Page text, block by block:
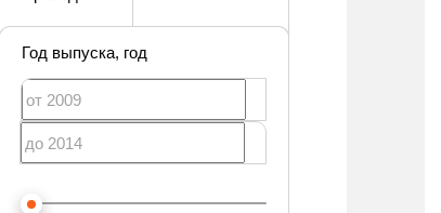
Год выпуска, год